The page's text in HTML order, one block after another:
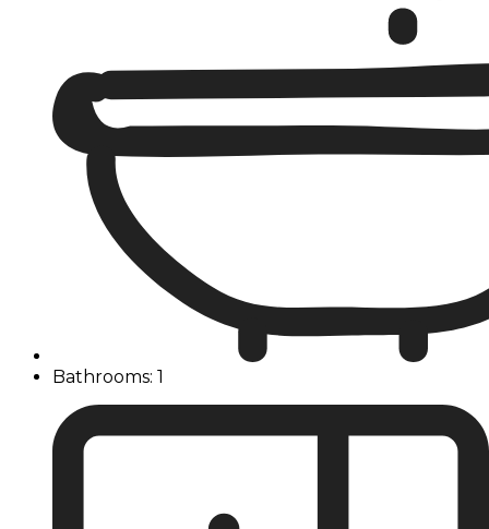
Bathrooms: 1